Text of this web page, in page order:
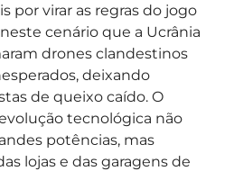
por virar as regras do jogo
cenário que a Ucrânia
drones clandestinos
deixando
de queixo caído. O
tecnológica não
potências, mas
lojas e das garagens de